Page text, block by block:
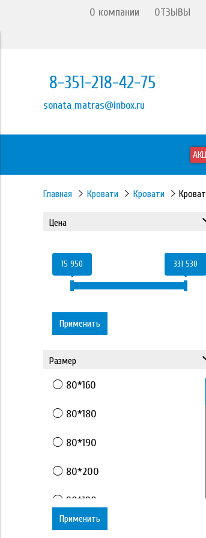
О компании ОТЗЫВЫ
8-351-218-42-75
sonata_matras@inbox.ru
Главная Кровати Кровати
Цена
15 950 331 530
Применить
Размер
80*160
80*180
80*190
80*200
90*190
90*200
Применить